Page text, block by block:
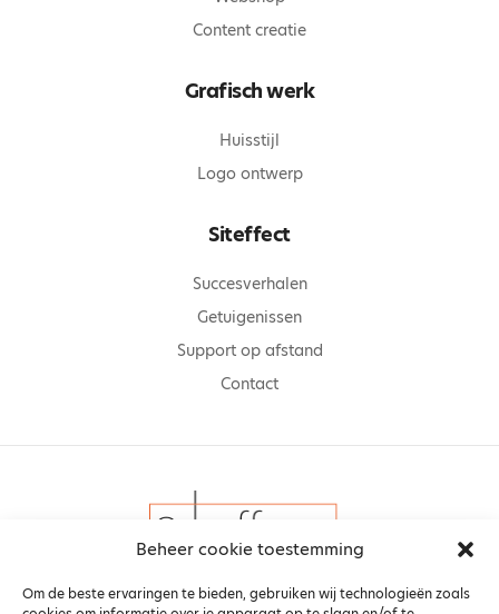
Beheer cookie toestemming
Om de beste ervaringen te bieden, gebruiken wij technologieën zoals
Content creatie
Grafisch werk
Huisstijl
Logo ontwerp
Siteffect
Succesverhalen
Getuigenissen
Support op afstand
Contact